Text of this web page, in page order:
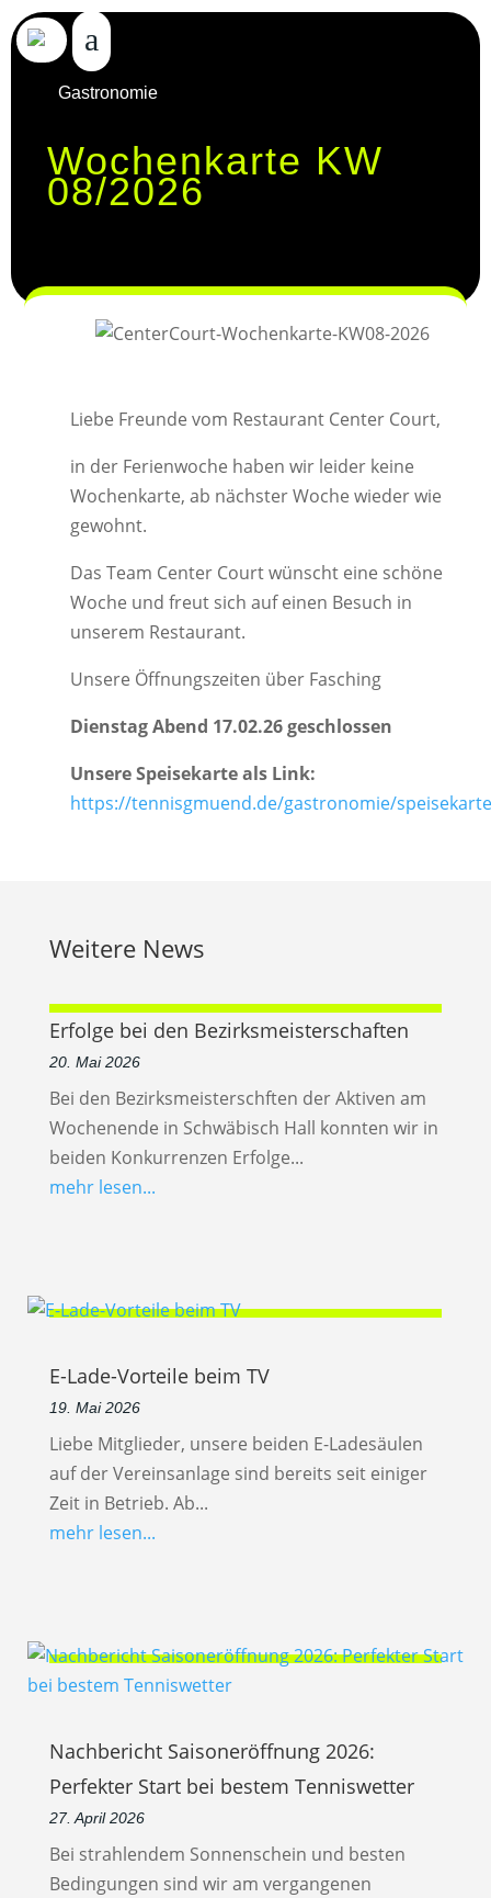
Gastronomie
Wochenkarte KW
08/2026
Liebe Freunde vom Restaurant Center Court,
in der Ferienwoche haben wir leider keine
Wochenkarte, ab nächster Woche wieder wie
gewohnt.
Das Team Center Court wünscht eine schöne
Woche und freut sich auf einen Besuch in
unserem Restaurant.
Unsere Öffnungszeiten über Fasching
Dienstag Abend 17.02.26 geschlossen
Unsere Speisekarte als Link:
https://tennisgmuend.de/gastronomie/
Weitere News
Erfolge bei den Bezirksmeisterschaften
20. Mai 2026
Bei den Bezirksmeisterschften der Aktiven am
Wochenende in Schwäbisch Hall konnten wir in
beiden Konkurrenzen Erfolge...
mehr lesen...
E-Lade-Vorteile beim TV
19. Mai 2026
Liebe Mitglieder, unsere beiden E-Ladesäulen
auf der Vereinsanlage sind bereits seit einiger
Zeit in Betrieb. Ab...
mehr lesen...
Nachbericht Saisoneröffnung 2026:
Perfekter Start bei bestem Tenniswetter
27. April 2026
Bei strahlendem Sonnenschein und besten
Bedingungen sind wir am vergangenen